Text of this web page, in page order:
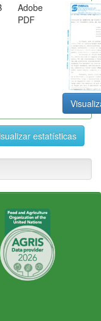
Adobe
PDF
estatísticas